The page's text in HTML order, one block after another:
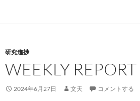
研究進捗
WEEKLY REPORT
2024年6月27日 文天 コメントする